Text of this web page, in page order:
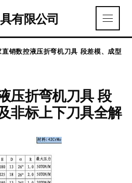
有限公司
直销数控液压折弯机刀具 段差模、成型
压折弯机刀具 段
非标上下刀具全解